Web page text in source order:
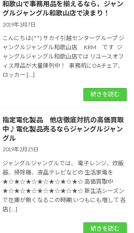
和歌山で事務用品を揃えるなら、ジャン
グルジャングル和歌山店で決まり！
2019年3月7日
こんにちは(^^) サカイ引越センターグループ ジ
ャングルジャングル和歌山店 KRM です ジ
ャングルジャングル和歌山店では リユースオフ
ィス用品が大量陳列中！ 事務机にOAチェア、
ロッカー […]
続きを読む
指定電化製品 他店徹底対抗の高価買取
中♪電化製品売るならジャングルジャン
グル
2019年2月25日
ジャングルジャングルでは、 電子レンジ、炊飯
器、掃除機、液晶テレビなどの 生活家電を
★☆★☆★☆★☆★☆★☆★☆ 高価買取中
★☆★☆★☆★☆★☆★☆★☆ 新生活シーズン
で在庫が無くなるこの時期 いつもにも増して 各
店 […]
続きを読む